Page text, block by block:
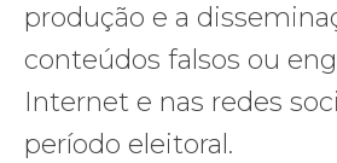
produção e a
conteúdos falsos ou
Internet e nas redes
período eleitoral.